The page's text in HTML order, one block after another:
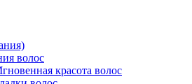
волос
красота волос